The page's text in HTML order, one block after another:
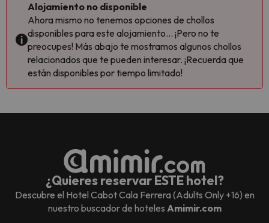
Alojamiento no disponible
Ahora mismo no tenemos opciones de chollos
disponibles para este alojamiento... ¡Pero no te
preocupes! Más abajo te mostramos algunos chollos
relacionados que te pueden interesar. ¡Recuerda que
están disponibles por tiempo limitado!
¿Quieres reservar ESTE hotel?
Descubre el Hotel Cabot Cala Ferrera (Adults Only +16) en
nuestro buscador de hoteles Amimir.com